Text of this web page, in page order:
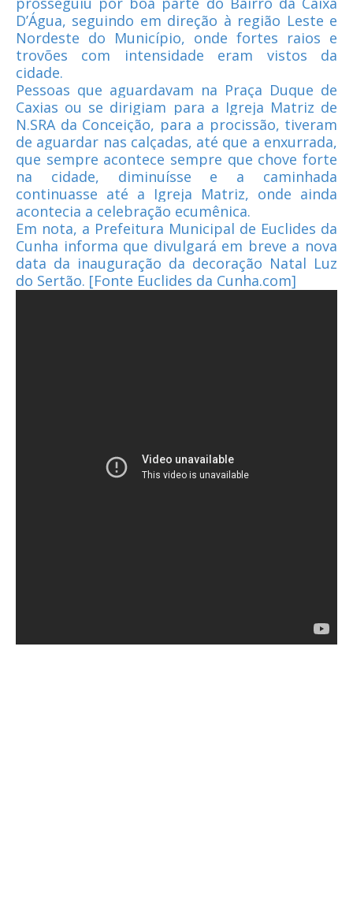
D’Água, seguindo em direção à região Leste e
Nordeste do Município, onde fortes raios e
trovões com intensidade eram vistos da
cidade.
Pessoas que aguardavam na Praça Duque de
Caxias ou se dirigiam para a Igreja Matriz de
N.SRA da Conceição, para a procissão, tiveram
de aguardar nas calçadas, até que a enxurrada,
que sempre acontece sempre que chove forte
na cidade, diminuísse e a caminhada
continuasse até a Igreja Matriz, onde ainda
acontecia a celebração ecumênica.
Em nota, a Prefeitura Municipal de Euclides da
Cunha informa que divulgará em breve a nova
data da inauguração da decoração Natal Luz
do Sertão. [Fonte Euclides da Cunha.com]